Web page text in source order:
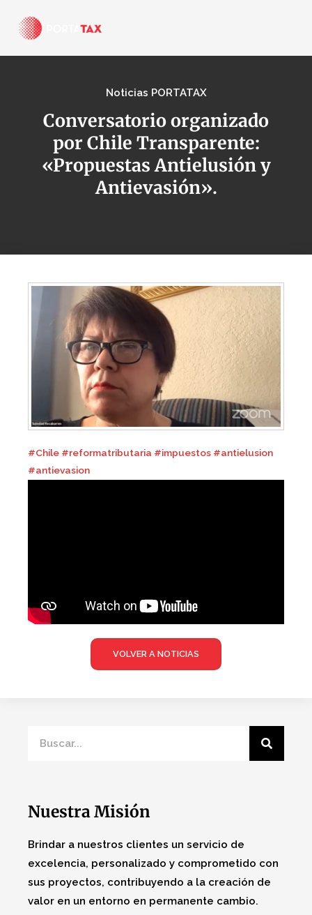
Noticias PORTATAX
Conversatorio organizado
por Chile Transparente:
«Propuestas Antielusión y
Antievasión».
#Chile #reformatributaria #impuestos #antielusion
#antievasion
VOLVER A NOTICIAS
Nuestra Misión
Brindar a nuestros clientes un servicio de
excelencia, personalizado y comprometido con
sus proyectos, contribuyendo a la creación de
valor en un entorno en permanente cambio.